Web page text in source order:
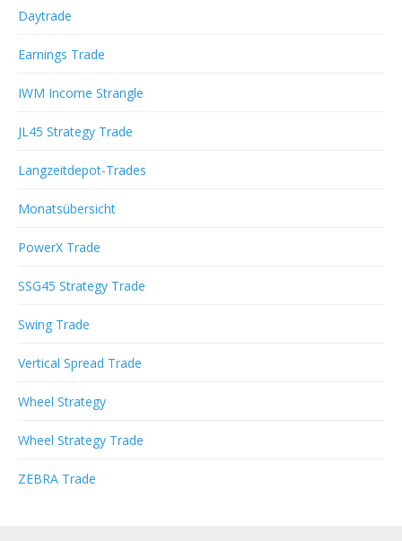
Daytrade
Earnings Trade
IWM Income Strangle
JL45 Strategy Trade
Langzeitdepot-Trades
Monatsübersicht
PowerX Trade
SSG45 Strategy Trade
Swing Trade
Vertical Spread Trade
Wheel Strategy
Wheel Strategy Trade
ZEBRA Trade